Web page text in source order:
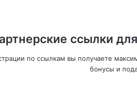
ссылки
по ссылкам вы получаете
бонусы и